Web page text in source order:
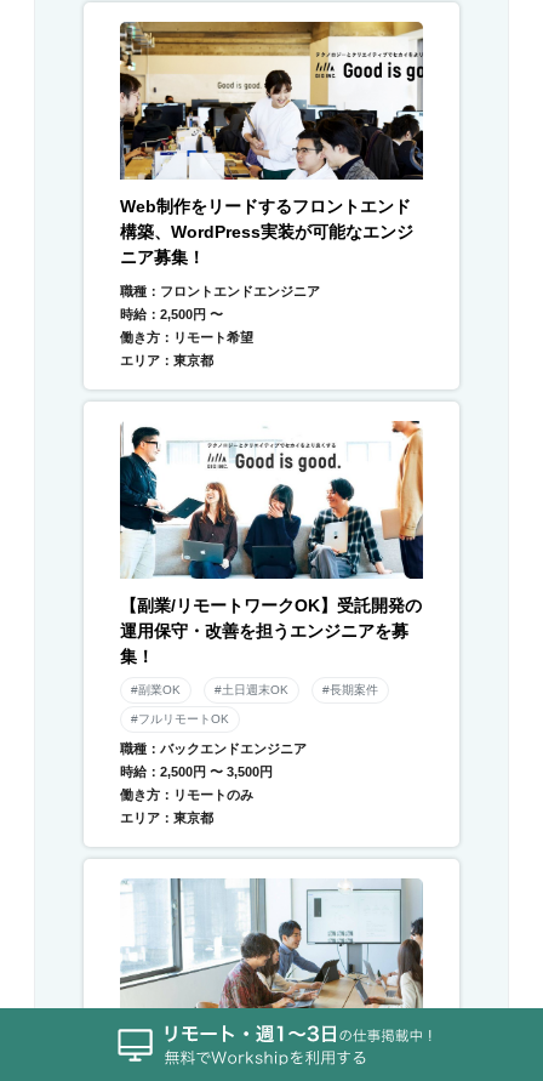
Web制作をリードするフロントエンド
構築、WordPress実装が可能なエンジ
ニア募集！
職種：フロントエンドエンジニア
時給：2,500円 〜
働き方：リモート希望
エリア：東京都
【副業/リモートワークOK】受託開発の
運用保守・改善を担うエンジニアを募
集！
#副業OK #土日週末OK #長期案件
#フルリモートOK
職種：バックエンドエンジニア
時給：2,500円 〜 3,500円
働き方：リモートのみ
エリア：東京都
【フルリモート】Shopifyを使用したE